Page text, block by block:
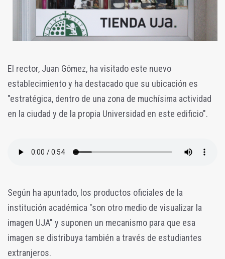
El rector, Juan Gómez, ha visitado este nuevo
establecimiento y ha destacado que su ubicación es
"estratégica, dentro de una zona de muchísima actividad
en la ciudad y de la propia Universidad en este edificio".
Según ha apuntado, los productos oficiales de la
institución académica "son otro medio de visualizar la
imagen UJA" y suponen un mecanismo para que esa
imagen se distribuya también a través de estudiantes
extranjeros.